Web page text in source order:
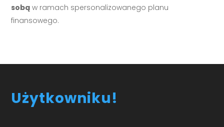
sobą w ramach spersonalizowanego planu
finansowego.
Użytkowniku!